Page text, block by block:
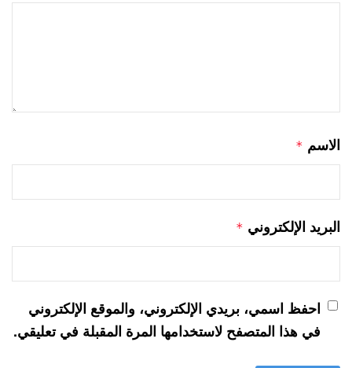
الاسم *
البريد الإلكتروني *
احفظ اسمي، بريدي الإلكتروني، والموقع الإلكتروني
في هذا المتصفح لاستخدامها المرة المقبلة في تعليقي.